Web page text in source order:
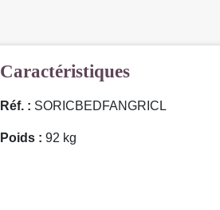
Caractéristiques
Réf. : SORICBEDFANGRICL
Poids : 92 kg